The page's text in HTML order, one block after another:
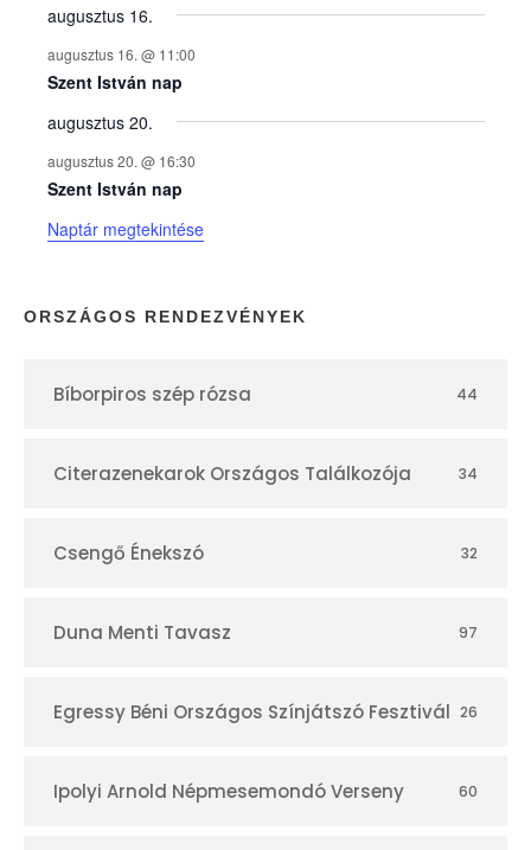
y
e
k
n
a
p
r
augusztus 16.
augusztus 16. @ 11:00
Szent István nap
augusztus 20.
augusztus 20. @ 16:30
Szent István nap
Naptár megtekintése
ORSZÁGOS RENDEZVÉNYEK
Bíborpiros szép rózsa 44
Citerazenekarok Országos Találkozója 34
Csengő Énekszó 32
Duna Menti Tavasz 97
Egressy Béni Országos Színjátszó Fesztivál 26
Ipolyi Arnold Népmesemondó Verseny 60